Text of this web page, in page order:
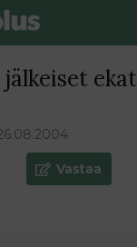
ekat
Vastaa